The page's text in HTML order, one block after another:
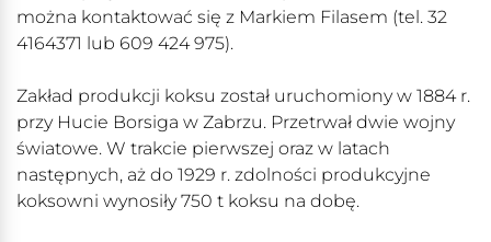
można kontaktować się z Markiem Filasem (tel. 32
4164371 lub 609 424 975).
Zakład produkcji koksu został uruchomiony w 1884 r.
przy Hucie Borsiga w Zabrzu. Przetrwał dwie wojny
światowe. W trakcie pierwszej oraz w latach
następnych, aż do 1929 r. zdolności produkcyjne
koksowni wynosiły 750 t koksu na dobę.